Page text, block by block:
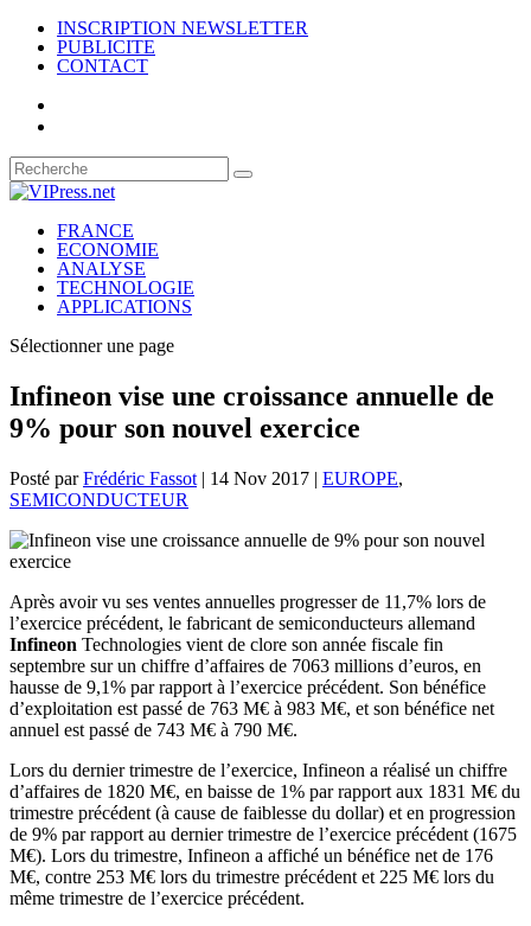
INSCRIPTION NEWSLETTER
PUBLICITE
CONTACT
FRANCE
ECONOMIE
ANALYSE
TECHNOLOGIE
APPLICATIONS
Sélectionner une page
Infineon vise une croissance annuelle de
9% pour son nouvel exercice
Posté parFrédéric Fassot | 14 Nov 2017 | EUROPE,
SEMICONDUCTEUR
Après avoir vu ses ventes annuelles progresser de 11,7% lors de
l’exercice précédent, le fabricant de semiconducteurs allemand
Infineon Technologies vient de clore son année fiscale fin
septembre sur un chiffre d’affaires de 7063 millions d’euros, en
hausse de 9,1% par rapport à l’exercice précédent. Son bénéfice
d’exploitation est passé de 763 M€ à 983 M€, et son bénéfice net
annuel est passé de 743 M€ à 790 M€.
Lors du dernier trimestre de l’exercice, Infineon a réalisé un chiffre
d’affaires de 1820 M€, en baisse de 1% par rapport aux 1831 M€ du
trimestre précédent (à cause de faiblesse du dollar) et en progression
de 9% par rapport au dernier trimestre de l’exercice précédent (1675
M€). Lors du trimestre, Infineon a affiché un bénéfice net de 176
M€, contre 253 M€ lors du trimestre précédent et 225 M€ lors du
même trimestre de l’exercice précédent.